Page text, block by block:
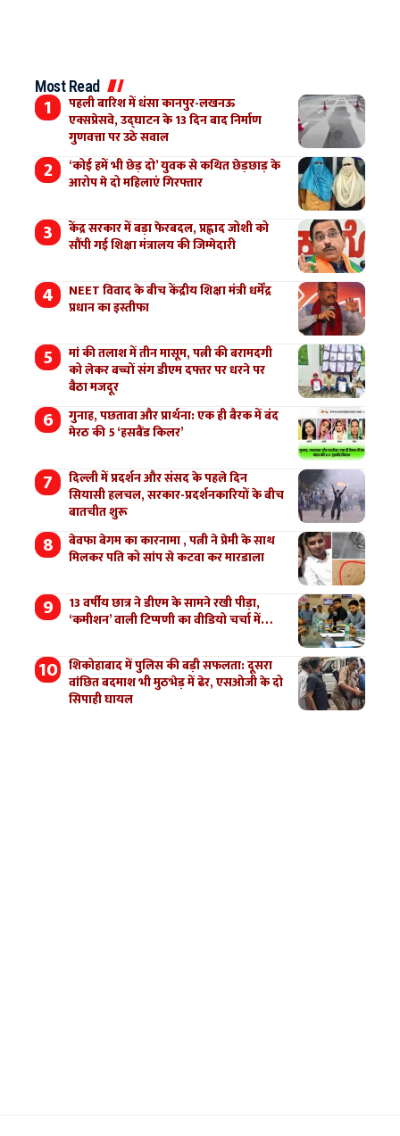
Most Read
पहली बारिश में धंसा कानपुर-लखनऊ
एक्सप्रेसवे, उद्घाटन के 13 दिन बाद निर्माण
गुणवत्ता पर उठे सवाल
‘कोई हमें भी छेड़ दो’ युवक से कथित छेड़छाड़ के
आरोप मे दो महिलाएं गिरफ्तार
केंद्र सरकार में बड़ा फेरबदल, प्रह्लाद जोशी को
सौंपी गई शिक्षा मंत्रालय की जिम्मेदारी
NEET विवाद के बीच केंद्रीय शिक्षा मंत्री धर्मेंद्र
प्रधान का इस्तीफा
मां की तलाश में तीन मासूम, पत्नी की बरामदगी
को लेकर बच्चों संग डीएम दफ्तर पर धरने पर
बैठा मजदूर
गुनाह, पछतावा और प्रार्थना: एक ही बैरक में बंद
मेरठ की 5 ‘हसबैंड किलर’
दिल्ली में प्रदर्शन और संसद के पहले दिन
सियासी हलचल, सरकार-प्रदर्शनकारियों के बीच
बातचीत शुरू
बेवफा बेगम का कारनामा , पत्नी ने प्रेमी के साथ
मिलकर पति को सांप से कटवा कर मारडाला
13 वर्षीय छात्र ने डीएम के सामने रखी पीड़ा,
‘कमीशन’ वाली टिप्पणी का वीडियो चर्चा में…
शिकोहाबाद में पुलिस की बड़ी सफलता: दूसरा
वांछित बदमाश भी मुठभेड़ में ढेर, एसओजी के दो
सिपाही घायल